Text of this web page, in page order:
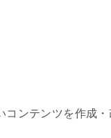
コンテンツを作成・